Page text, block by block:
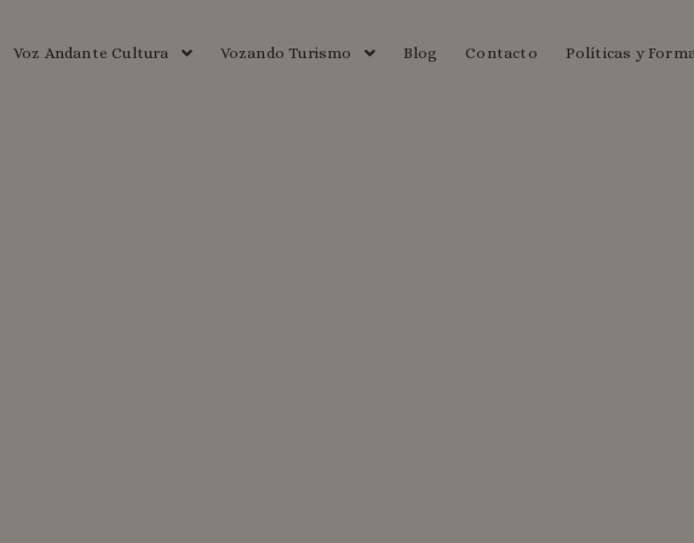
Voz Andante Cultura Vozando Turismo Blog Contacto Políticas y